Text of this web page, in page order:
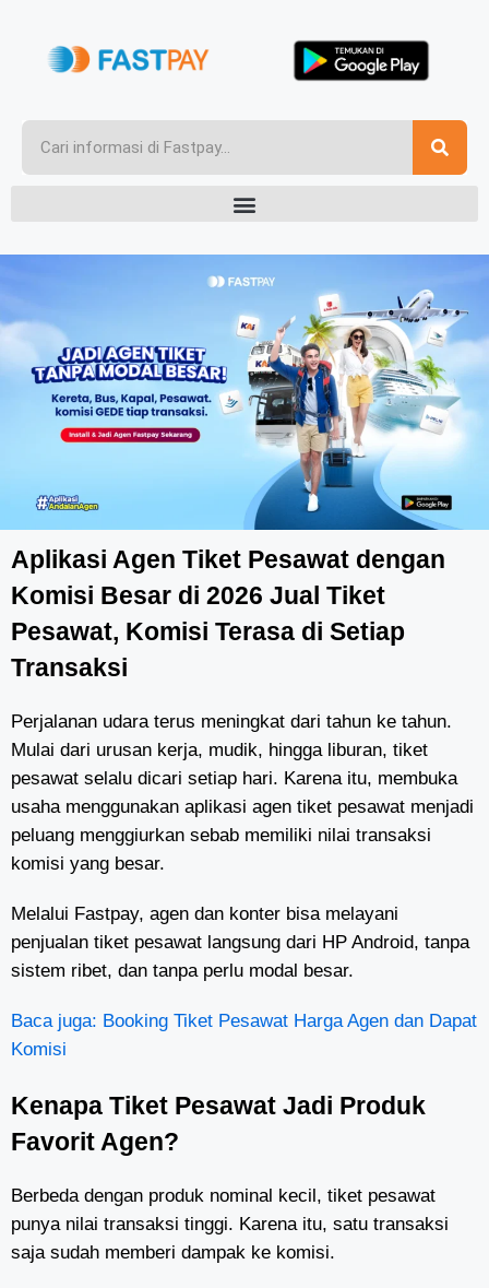
Aplikasi Agen Tiket Pesawat dengan
Komisi Besar di 2026 Jual Tiket
Pesawat, Komisi Terasa di Setiap
Transaksi
Perjalanan udara terus meningkat dari tahun ke tahun.
Mulai dari urusan kerja, mudik, hingga liburan, tiket
pesawat selalu dicari setiap hari. Karena itu, membuka
usaha menggunakan aplikasi agen tiket pesawat menjadi
peluang menggiurkan sebab memiliki nilai transaksi
komisi yang besar.
Melalui Fastpay, agen dan konter bisa melayani
penjualan tiket pesawat langsung dari HP Android, tanpa
sistem ribet, dan tanpa perlu modal besar.
Baca juga: Booking Tiket Pesawat Harga Agen dan Dapat
Komisi
Kenapa Tiket Pesawat Jadi Produk
Favorit Agen?
Berbeda dengan produk nominal kecil, tiket pesawat
punya nilai transaksi tinggi. Karena itu, satu transaksi
saja sudah memberi dampak ke komisi.